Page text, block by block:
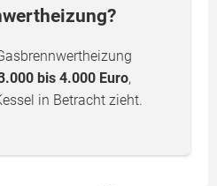
bis 4.000 Euro,
in Betracht zieht.